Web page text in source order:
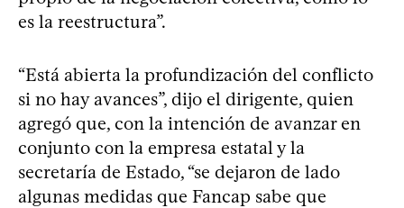
es la reestructura”.
“Está abierta la profundización del conflicto
si no hay avances”, dijo el dirigente, quien
agregó que, con la intención de avanzar en
conjunto con la empresa estatal y la
secretaría de Estado, “se dejaron de lado
algunas medidas que Fancap sabe que